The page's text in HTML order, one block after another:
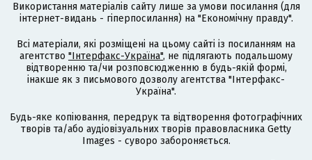
Використання матеріалів сайту лише за умови посилання (для
інтернет-видань - гіперпосилання) на "Економічну правду".
Всі матеріали, які розміщені на цьому сайті із посиланням на
агентство "Інтерфакс-Україна", не підлягають подальшому
відтворенню та/чи розповсюдженню в будь-якій формі,
інакше як з письмового дозволу агентства "Інтерфакс-
Україна".
Будь-яке копіювання, передрук та відтворення фотографічних
творів та/або аудіовізуальних творів правовласника Getty
Images - суворо забороняється.